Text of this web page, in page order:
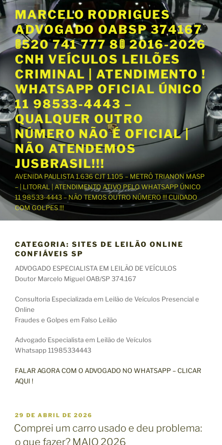
P
u
a
r
r
a
o
c
o
n
t
ú
d
MARCELO RODRIGUES
ADVOGADO OABSP 374167
🚦520 741 777 8🚦 2016-2026
CNH VEÍCULOS LEILÕES
CRIMINAL | ATENDIMENTO !
WHATSAPP OFICIAL ÚNICO
11 98533-4443 –
QUALQUER OUTRO
NÚMERO NÃO É OFICIAL |
NÃO ATENDEMOS
JUSBRASIL!!!
AVENIDA PAULISTA 1.636 CJT 1.105 – METRÔ TRIANON MASP
– | LITORAL | ATENDIMENTO ATIVO PELO WHATSAPP ÚNICO
11 98533-4443 – NÃO TEMOS OUTRO NÚMERO !!! CUIDADO
COM GOLPES !!!
CATEGORIA: SITES DE LEILÃO ONLINE
CONFIÁVEIS SP
ADVOGADO ESPECIALISTA EM LEILÃO DE VEÍCULOS
Doutor Marcelo Miguel OAB/SP 374.167
Consultoria Especializada em Leilão de Veículos Presencial e
Online
Fraudes e Golpes em Falso Leilão
Advogado Especialista em Leilão de Veículos
Whatsapp 11985334443
FALAR AGORA COM O ADVOGADO NO WHATSAPP – CLICAR
AQUI !
P
U
B
L
29 DE ABRIL DE 2026
Comprei um carro usado e deu problema:
o que fazer? MAIO 2026